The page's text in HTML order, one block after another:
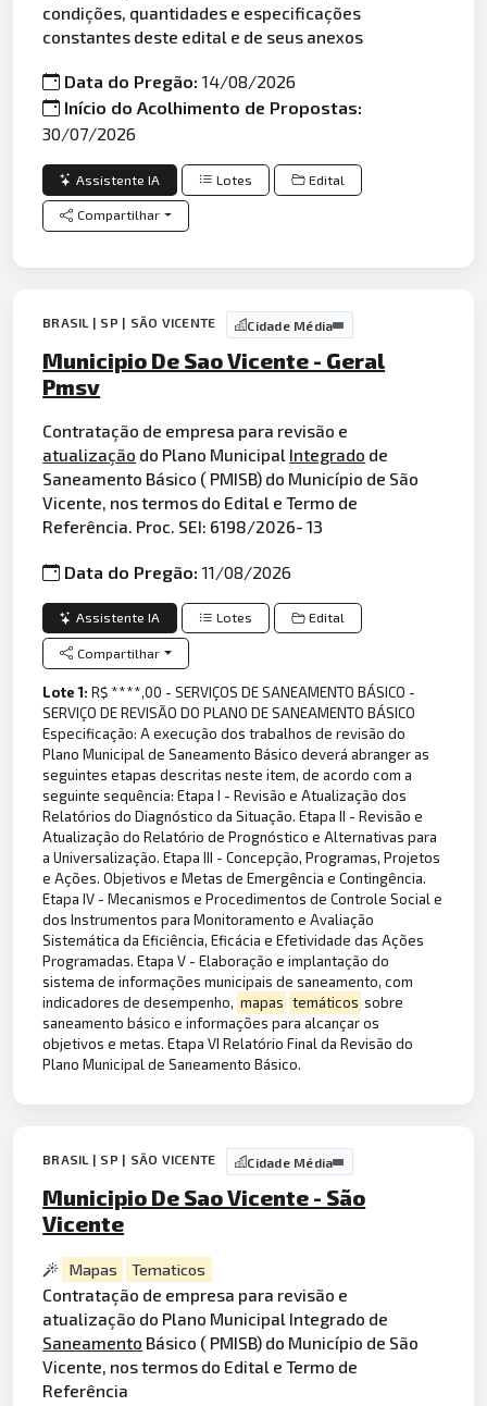
condições, quantidades e especificações
constantes deste edital e de seus anexos
Data do Pregão:14/08/2026
Início do Acolhimento de Propostas:
30/07/2026
Assistente IA Lotes Edital
Compartilhar
BRASIL | SP | SÃO VICENTE Cidade Média
Municipio De Sao Vicente - Geral
Pmsv
Contratação de empresa para revisão e
atualização do Plano Municipal Integrado de
Saneamento Básico ( PMISB) do Município de São
Vicente, nos termos do Edital e Termo de
Referência. Proc. SEI: 6198/2026- 13
Data do Pregão:11/08/2026
Assistente IA Lotes Edital
Compartilhar
Lote 1:R$ ****,00 - SERVIÇOS DE SANEAMENTO BÁSICO -
SERVIÇO DE REVISÃO DO PLANO DE SANEAMENTO BÁSICO
Especificação: A execução dos trabalhos de revisão do
Plano Municipal de Saneamento Básico deverá abranger as
seguintes etapas descritas neste item, de acordo com a
seguinte sequência: Etapa I - Revisão e Atualização dos
Relatórios do Diagnóstico da Situação. Etapa II - Revisão e
Atualização do Relatório de Prognóstico e Alternativas para
a Universalização. Etapa III - Concepção, Programas, Projetos
e Ações. Objetivos e Metas de Emergência e Contingência.
Etapa IV - Mecanismos e Procedimentos de Controle Social e
dos Instrumentos para Monitoramento e Avaliação
Sistemática da Eficiência, Eficácia e Efetividade das Ações
Programadas. Etapa V - Elaboração e implantação do
sistema de informações municipais de saneamento, com
indicadores de desempenho, mapas temáticos sobre
saneamento básico e informações para alcançar os
objetivos e metas. Etapa VI Relatório Final da Revisão do
Plano Municipal de Saneamento Básico.
BRASIL | SP | SÃO VICENTE Cidade Média
Municipio De Sao Vicente - São
Vicente
Mapas Tematicos
Contratação de empresa para revisão e
atualização do Plano Municipal Integrado de
Saneamento Básico ( PMISB) do Município de São
Vicente, nos termos do Edital e Termo de
Referência